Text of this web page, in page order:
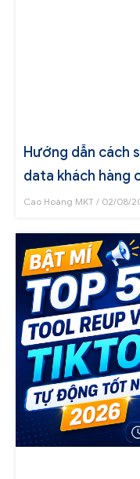
Hướng dẫn cách
data khách hàng
Cao Hoàng MKT 02/08/